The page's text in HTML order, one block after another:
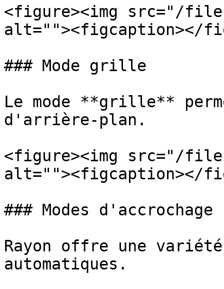
<figure><img src="/files/
alt=""><figcaption></
### Mode grille
Le mode **grille**
d'arrière-plan.
<figure><img src="/files/
alt=""><figcaption></
### Modes d'accrochage
Rayon offre une
automatiques.